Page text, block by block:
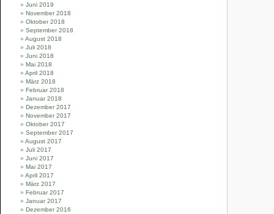
Juni 2019
November 2018
Oktober 2018
September 2018
August 2018
Juli 2018
Juni 2018
Mai 2018
April 2018
März 2018
Februar 2018
Januar 2018
Dezember 2017
November 2017
Oktober 2017
September 2017
August 2017
Juli 2017
Juni 2017
Mai 2017
April 2017
März 2017
Februar 2017
Januar 2017
Dezember 2016